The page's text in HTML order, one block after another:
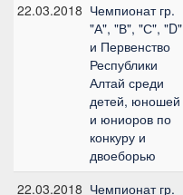
22.03.2018 Чемпионат гр.
"А", "В", "С", "D"
и Первенство
Республики
Алтай среди
детей, юношей
и юниоров по
конкуру и
двоеборью
22.03.2018 Чемпионат гр.